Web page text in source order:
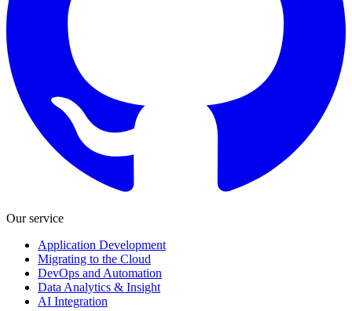
Our service
Application Development
Migrating to the Cloud
DevOps and Automation
Data Analytics & Insight
AI Integration